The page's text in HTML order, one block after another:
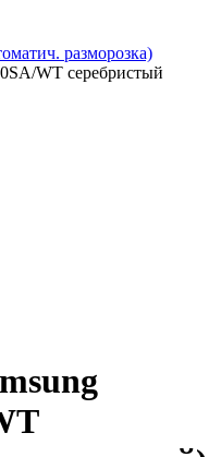
разморозка)
WT серебристый